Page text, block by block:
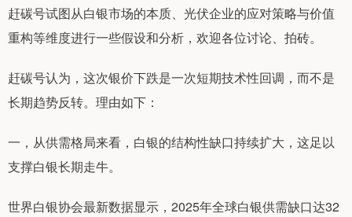
赶碳号试图从白银市场的本质、光伏企业的应对策略与价值
重构等维度进行一些假设和分析，欢迎各位讨论、拍砖。
赶碳号认为，这次银价下跌是一次短期技术性回调，而不是
长期趋势反转。理由如下：
一，从供需格局来看，白银的结构性缺口持续扩大，这足以
支撑白银长期走牛。
世界白银协会最新数据显示，2025年全球白银供需缺口达32